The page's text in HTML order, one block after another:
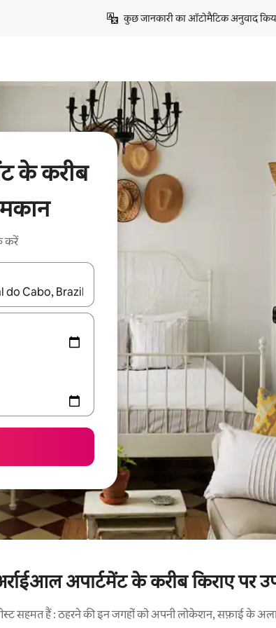
कुछ जानकारी का ऑटोमैटिक अनुवाद
के करीब
करें
की' का इस्तेमाल करके नेविगेट करें या टच या फिर स्वाइप जेस्चर का
अपार्टमेंट के करीब किराए पर
सहमत हैं : ठहरने की इन जगहों को अपनी लोकेशन, सफ़ाई के